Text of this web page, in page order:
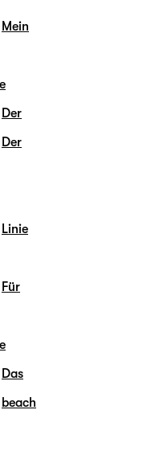
Mein
Der
Der
Linie
Für
Das
beach